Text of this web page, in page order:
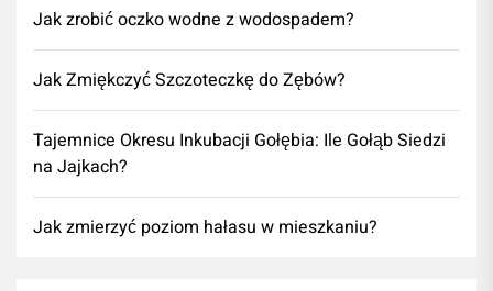
Jak zrobić oczko wodne z wodospadem?
Jak Zmiękczyć Szczoteczkę do Zębów?
Tajemnice Okresu Inkubacji Gołębia: Ile Gołąb Siedzi
na Jajkach?
Jak zmierzyć poziom hałasu w mieszkaniu?